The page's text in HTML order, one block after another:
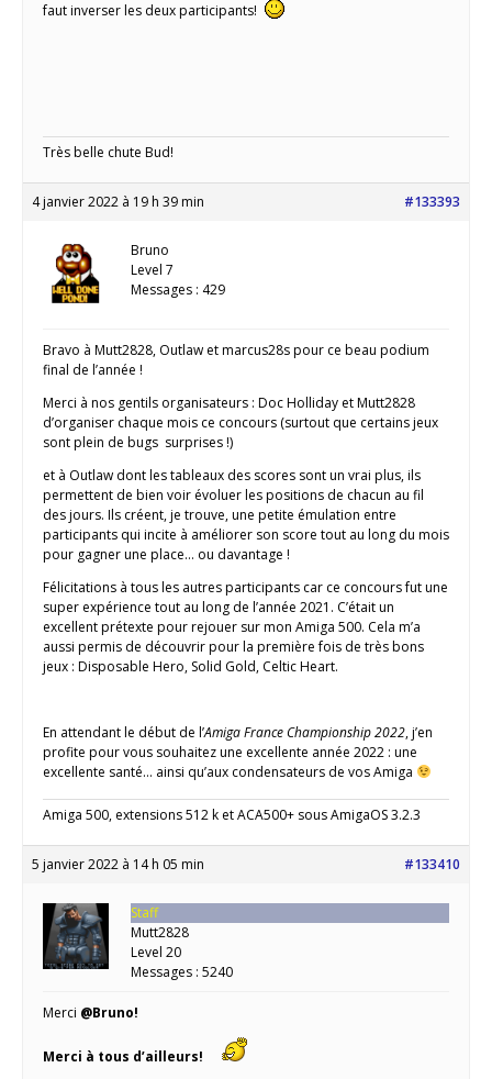
faut inverser les deux participants!
Très belle chute Bud!
4 janvier 2022 à 19 h 39 min #133393
Bruno
Level 7
Messages : 429
Bravo à Mutt2828, Outlaw et marcus28s pour ce beau podium
final de l’année !
Merci à nos gentils organisateurs : Doc Holliday et Mutt2828
d’organiser chaque mois ce concours (surtout que certains jeux
sont plein de bugs surprises !)
et à Outlaw dont les tableaux des scores sont un vrai plus, ils
permettent de bien voir évoluer les positions de chacun au fil
des jours. Ils créent, je trouve, une petite émulation entre
participants qui incite à améliorer son score tout au long du mois
pour gagner une place… ou davantage !
Félicitations à tous les autres participants car ce concours fut une
super expérience tout au long de l’année 2021. C’était un
excellent prétexte pour rejouer sur mon Amiga 500. Cela m’a
aussi permis de découvrir pour la première fois de très bons
jeux : Disposable Hero, Solid Gold, Celtic Heart.
En attendant le début de l’Amiga France Championship 2022, j’en
profite pour vous souhaitez une excellente année 2022 : une
excellente santé… ainsi qu’aux condensateurs de vos Amiga
Amiga 500, extensions 512 k et ACA500+ sous AmigaOS 3.2.3
5 janvier 2022 à 14 h 05 min #133410
Staff
Mutt2828
Level 20
Messages : 5240
Merci @Bruno!
Merci à tous d’ailleurs!